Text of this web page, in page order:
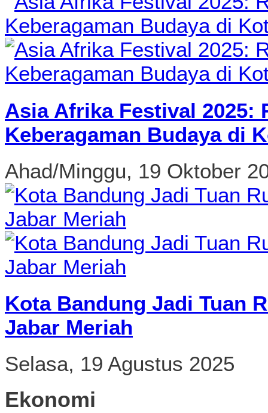
Asia Afrika Festival 2025:
Keberagaman Budaya di
Ahad/Minggu, 19 Oktober
Kota Bandung Jadi Tuan
Jabar Meriah
Selasa, 19 Agustus 2025
Ekonomi